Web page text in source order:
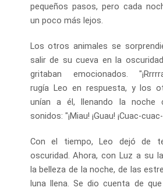
pequeños pasos, pero cada
un poco más lejos.
Los otros animales se
salir de su cueva en la oscuridad.
gritaban emocionados.
rugía Leo en respuesta, y los
unían a él, llenando la noche
sonidos: "¡Miau! ¡Guau! ¡Cuac-
Con el tiempo, Leo dejó de
oscuridad. Ahora, con Luz a su
la belleza de la noche, de las
luna llena. Se dio cuenta de